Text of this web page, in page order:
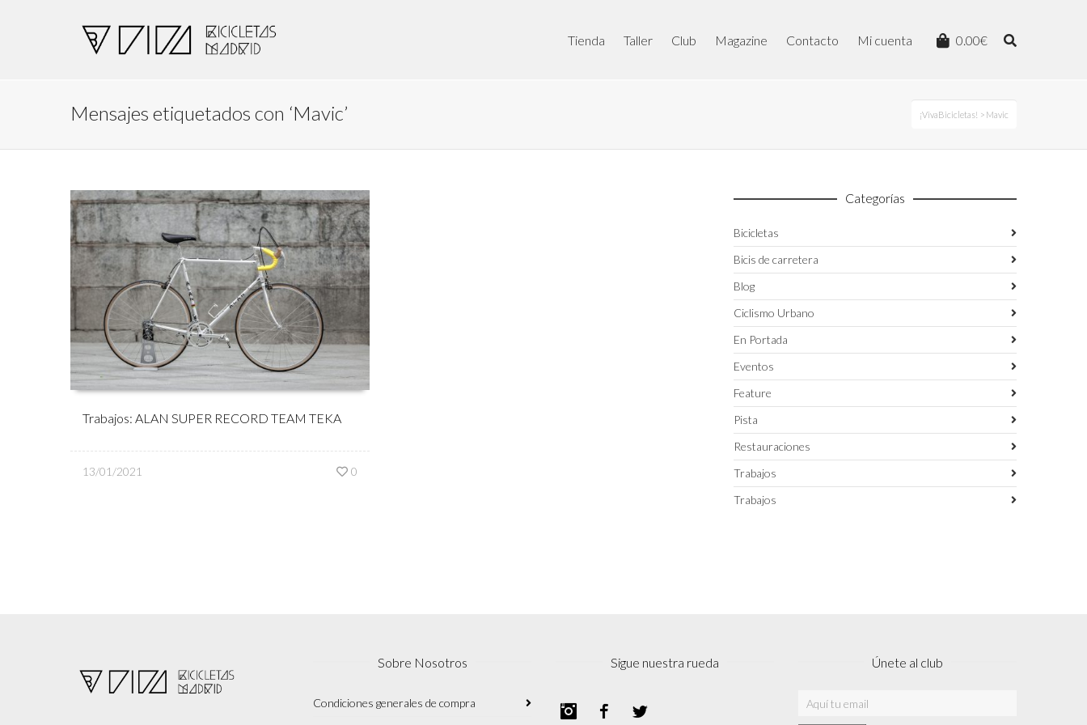
0.00€
Tienda Taller Club Magazine Contacto Mi cuenta
Mensajes etiquetados con ‘Mavic’ ¡VivaBicicletas! > Mavic
Trabajos: ALAN SUPER RECORD TEAM TEKA
13/01/2021 0
Categorías
Bicicletas
Bicis de carretera
Blog
Ciclismo Urbano
En Portada
Eventos
Feature
Pista
Restauraciones
Trabajos
Trabajos
Sobre Nosotros
Condiciones generales de compra
Sigue nuestra rueda
InstagramFacebook
Únete al club